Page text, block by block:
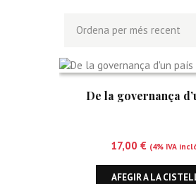
De la governança
17,00 € (4% IVA
AFEGIR A LA